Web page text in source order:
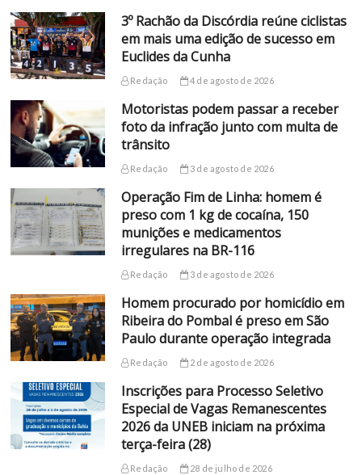
3º Rachão da Discórdia reúne ciclistas
em mais uma edição de sucesso em
Euclides da Cunha
Redação 4 de agosto de 2026
Motoristas podem passar a receber
foto da infração junto com multa de
trânsito
Redação 3 de agosto de 2026
Operação Fim de Linha: homem é
preso com 1 kg de cocaína, 150
munições e medicamentos
irregulares na BR-116
Redação 3 de agosto de 2026
Homem procurado por homicídio em
Ribeira do Pombal é preso em São
Paulo durante operação integrada
Redação 2 de agosto de 2026
Inscrições para Processo Seletivo
Especial de Vagas Remanescentes
2026 da UNEB iniciam na próxima
terça-feira (28)
Redação 28 de julho de 2026